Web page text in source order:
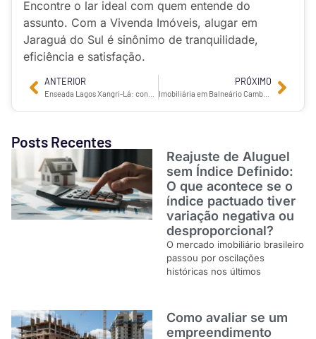
Encontre o lar ideal com quem entende do
assunto. Com a Vivenda Imóveis, alugar em
Jaraguá do Sul é sinônimo de tranquilidade,
eficiência e satisfação.
ANTERIOR PRÓXIMO
Imobiliária em Balneário Camboriú WOW Imóveis: referência em alto padrão
Posts Recentes
Reajuste de Aluguel
sem Índice Definido:
O que acontece se o
índice pactuado tiver
variação negativa ou
desproporcional?
O mercado imobiliário brasileiro
passou por oscilações
históricas nos últimos
Como avaliar se um
empreendimento